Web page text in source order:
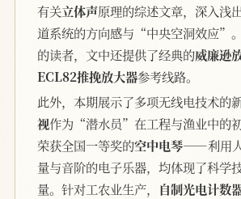
有关立体声原理的综述文章，深入浅
道系统的方向感与“中央空洞效应”
的读者，文中还提供了经典的威廉逊
ECL82推挽放大器参考线路。
此外，本期展示了多项无线电技术的新
视作为“潜水员”在工程与渔业中的
荣获全国一等奖的空中电琴——利用
量与音阶的电子乐器，均体现了科学
量。针对工农业生产， 自制光电计数